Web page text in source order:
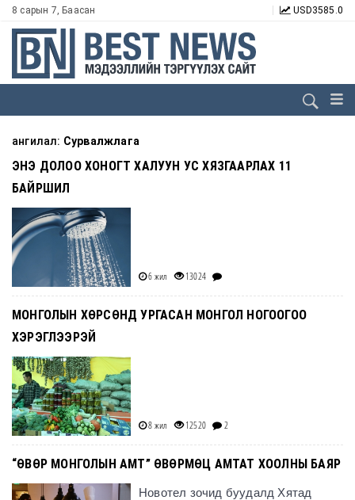
8 сарын 7, Баасан USD3585.0
ангилал: Сурвалжлага
ЭНЭ ДОЛОО ХОНОГТ ХАЛУУН УС ХЯЗГААРЛАХ 11
БАЙРШИЛ
6 жил 13024
МОНГОЛЫН ХӨРСӨНД УРГАСАН МОНГОЛ НОГООГОО
ХЭРЭГЛЭЭРЭЙ
8 жил 12520 2
“ӨВӨР МОНГОЛЫН АМТ” ӨВӨРМӨЦ АМТАТ ХООЛНЫ БАЯР
Новотел зочид буудалд Хятад